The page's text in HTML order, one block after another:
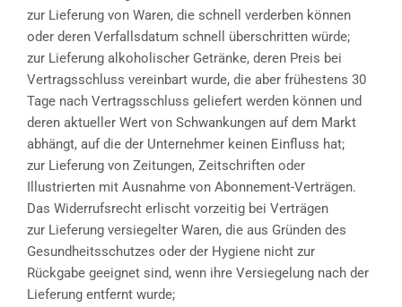
zur Lieferung von Waren, die schnell verderben können
oder deren Verfallsdatum schnell überschritten würde;
zur Lieferung alkoholischer Getränke, deren Preis bei
Vertragsschluss vereinbart wurde, die aber frühestens 30
Tage nach Vertragsschluss geliefert werden können und
deren aktueller Wert von Schwankungen auf dem Markt
abhängt, auf die der Unternehmer keinen Einfluss hat;
zur Lieferung von Zeitungen, Zeitschriften oder
Illustrierten mit Ausnahme von Abonnement-Verträgen.
Das Widerrufsrecht erlischt vorzeitig bei Verträgen
zur Lieferung versiegelter Waren, die aus Gründen des
Gesundheitsschutzes oder der Hygiene nicht zur
Rückgabe geeignet sind, wenn ihre Versiegelung nach der
Lieferung entfernt wurde;